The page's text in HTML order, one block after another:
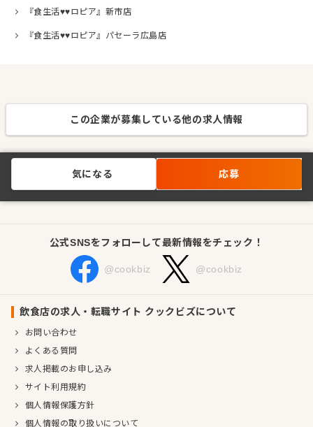
『食生活♥♥ロピア』新市店
『食生活♥♥ロピア』パセーラ広島店
この企業が募集している他の求人情報
気になる 応募
公式SNSをフォローして最新情報をチェック！
@cookbiz @cookbiz
飲食店の求人・転職サイト クックビズについて
お問い合わせ
よくある質問
求人掲載のお申し込み
サイト利用規約
個人情報保護方針
個人情報の取り扱いについて